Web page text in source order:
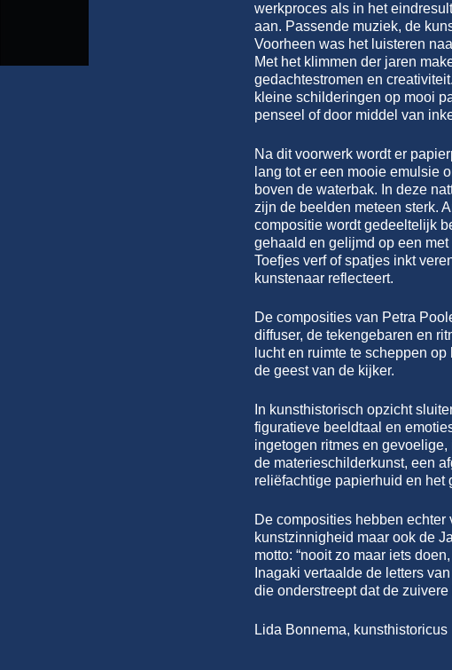
werkproces als in het
aan. Passende muziek, de
Voorheen was het luisteren
Met het klimmen der jaren
gedachtestromen en
kleine schilderingen op mooi
penseel of door middel van
Na dit voorwerk wordt er
lang tot er een mooie emulsie
boven de waterbak. In deze
zijn de beelden meteen sterk.
compositie wordt gedeeltelijk
gehaald en gelijmd op een
Toefjes verf of spatjes inkt
kunstenaar reflecteert.
De composities van Petra
diffuser, de tekengebaren en
lucht en ruimte te scheppen
de geest van de kijker.
In kunsthistorisch opzicht
figuratieve beeldtaal en
ingetogen ritmes en
de materieschilderkunst, een
reliëfachtige papierhuid en het
De composities hebben
kunstzinnigheid maar ook de
motto: “nooit zo maar iets
Inagaki vertaalde de letters
die onderstreept dat de
Lida Bonnema, kunsthistoricus